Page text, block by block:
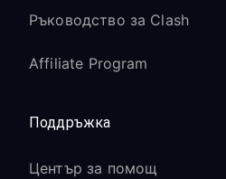
Ръководство за Clash
Affiliate Program
Поддръжка
Център за помощ